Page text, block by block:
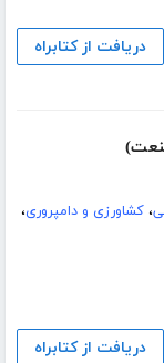
دریافت از کتابراه
،کشاورزی و دامپروری،
دریافت از کتابراه